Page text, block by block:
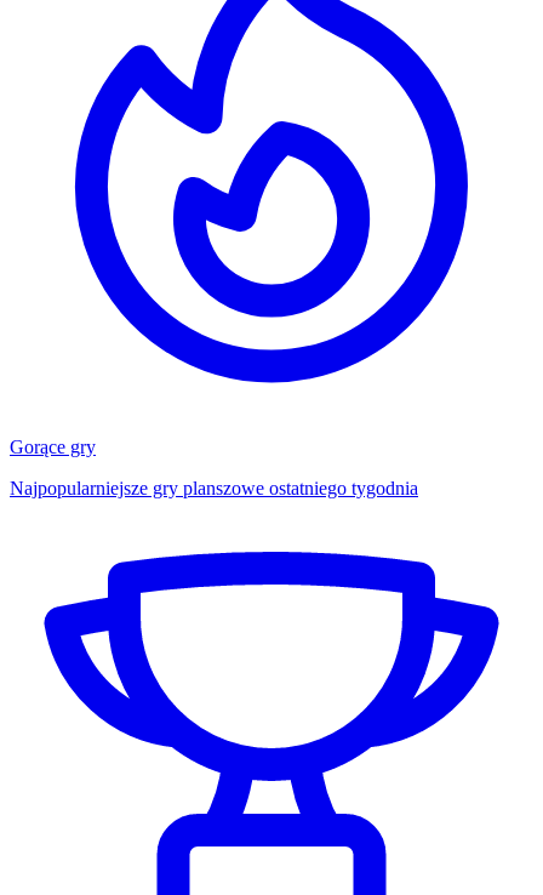
Gorące gry
Najpopularniejsze gry planszowe ostatniego tygodnia